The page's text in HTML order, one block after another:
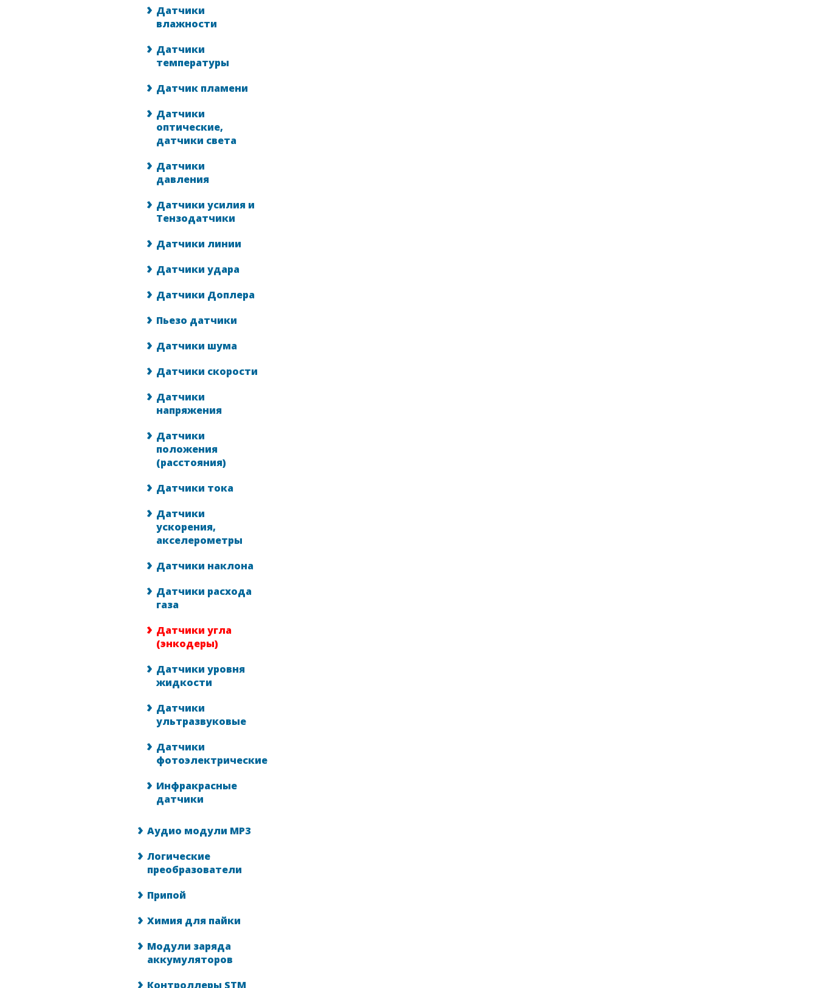
Датчики
влажности
Датчики
температуры
Датчик пламени
Датчики
оптические,
датчики света
Датчики
давления
Датчики усилия и
Тензодатчики
Датчики линии
Датчики удара
Датчики Доплера
Пьезо датчики
Датчики шума
Датчики скорости
Датчики
напряжения
Датчики
положения
(расстояния)
Датчики тока
Датчики
ускорения,
акселерометры
Датчики наклона
Датчики расхода
газа
Датчики угла
(энкодеры)
Датчики уровня
жидкости
Датчики
ультразвуковые
Датчики
фотоэлектрические
Инфракрасные
датчики
Аудио модули MP3
Логические
преобразователи
Припой
Химия для пайки
Модули заряда
аккумуляторов
Контроллеры STM